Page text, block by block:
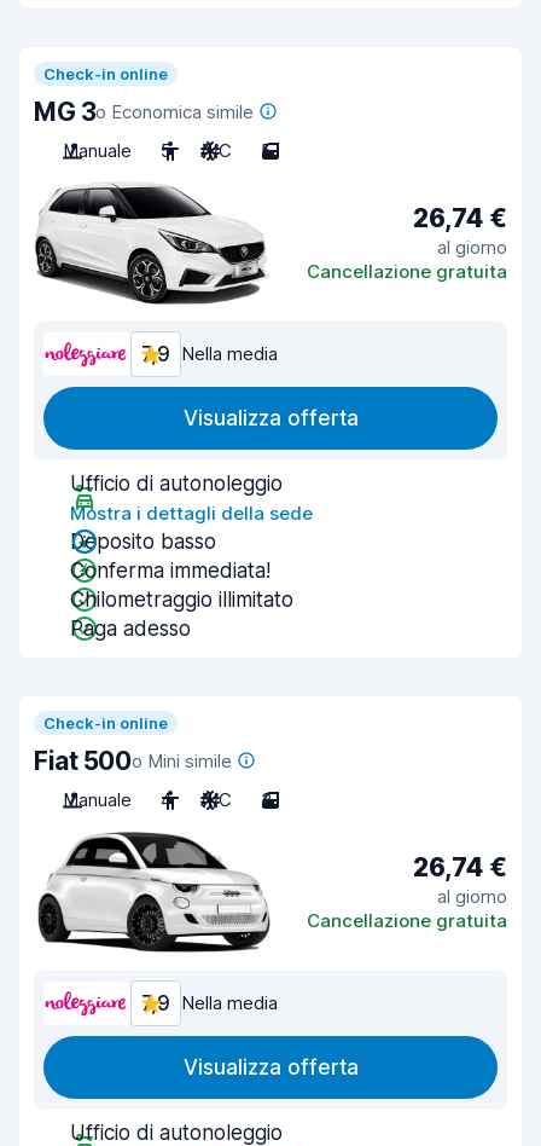
Check-in online
MG 3o Economica simile
Manuale
5 A/C 5
26,74 €
al giorno
Cancellazione gratuita
7,9 Nella media
Visualizza offerta
Ufficio di autonoleggio
Mostra i dettagli della sede
Deposito basso
Conferma immediata!
Chilometraggio illimitato
Paga adesso
Check-in online
Fiat 500o Mini simile
Manuale
4 A/C 3
26,74 €
al giorno
Cancellazione gratuita
7,9 Nella media
Visualizza offerta
Ufficio di autonoleggio